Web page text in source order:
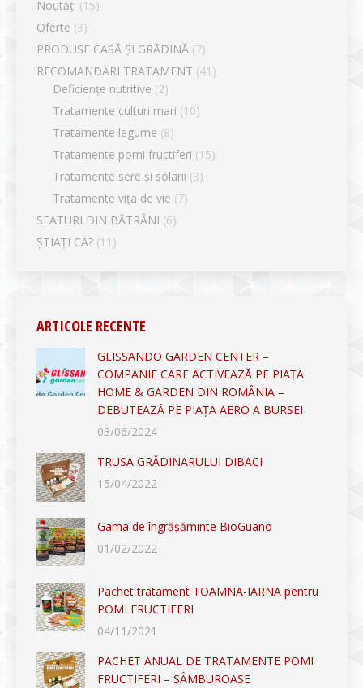
Noutăți (15)
Oferte (3)
PRODUSE CASĂ ȘI GRĂDINĂ (7)
RECOMANDĂRI TRATAMENT (41)
Deficiențe nutritive (2)
Tratamente culturi mari (10)
Tratamente legume (8)
Tratamente pomi fructiferi (15)
Tratamente sere și solarii (3)
Tratamente vița de vie (7)
SFATURI DIN BĂTRÂNI (6)
ȘTIAȚI CĂ? (11)
ARTICOLE RECENTE
GLISSANDO GARDEN CENTER –
COMPANIE CARE ACTIVEAZĂ PE PIAȚA
HOME & GARDEN DIN ROMÂNIA –
DEBUTEAZĂ PE PIAȚA AERO A BURSEI
03/06/2024
TRUSA GRĂDINARULUI DIBACI
15/04/2022
Gama de îngrășăminte BioGuano
01/02/2022
Pachet tratament TOAMNA-IARNA pentru
POMI FRUCTIFERI
04/11/2021
PACHET ANUAL DE TRATAMENTE POMI
FRUCTIFERI – SÂMBUROASE